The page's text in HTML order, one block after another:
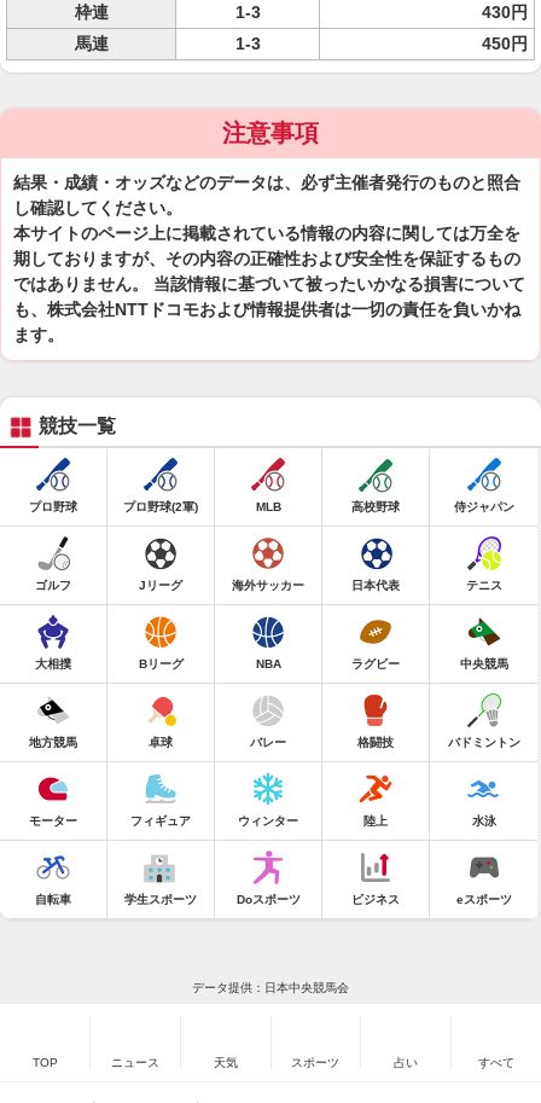
枠連
1-3
430円
馬連
1-3 450円
注意事項
結果・成績・オッズなどのデータは、必ず主催者発行のものと照合
し確認してください。
本サイトのページ上に掲載されている情報の内容に関しては万全を
期しておりますが、その内容の正確性および安全性を保証するもの
ではありません。 当該情報に基づいて被ったいかなる損害について
も、株式会社NTTドコモおよび情報提供者は一切の責任を負いかね
ます。
競技一覧
プロ野球 プロ野球(2軍) MLB 高校野球 侍ジャパン
ゴルフ Jリーグ 海外サッカー 日本代表 テニス
大相撲 Bリーグ NBA ラグビー 中央競馬
地方競馬 卓球 バレー 格闘技 バドミントン
モーター フィギュア ウィンター 陸上 水泳
自転車 学生スポーツ Doスポーツ ビジネス eスポーツ
データ提供：日本中央競馬会
TOP ニュース 天気 スポーツ 占い すべて